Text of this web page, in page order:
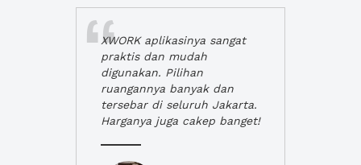
XWORK aplikasinya sangat
praktis dan mudah
digunakan. Pilihan
ruangannya banyak dan
tersebar di seluruh Jakarta.
Harganya juga cakep banget!